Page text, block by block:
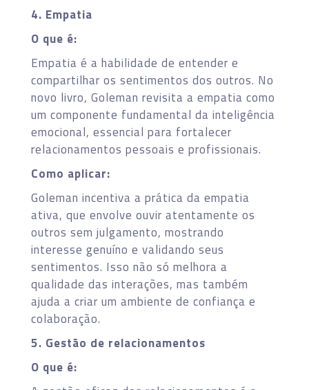
4. Empatia
O que é:
Empatia é a habilidade de entender e
compartilhar os sentimentos dos outros. No
novo livro, Goleman revisita a empatia como
um componente fundamental da inteligência
emocional, essencial para fortalecer
relacionamentos pessoais e profissionais.
Como aplicar:
Goleman incentiva a prática da empatia
ativa, que envolve ouvir atentamente os
outros sem julgamento, mostrando
interesse genuíno e validando seus
sentimentos. Isso não só melhora a
qualidade das interações, mas também
ajuda a criar um ambiente de confiança e
colaboração.
5. Gestão de relacionamentos
O que é: